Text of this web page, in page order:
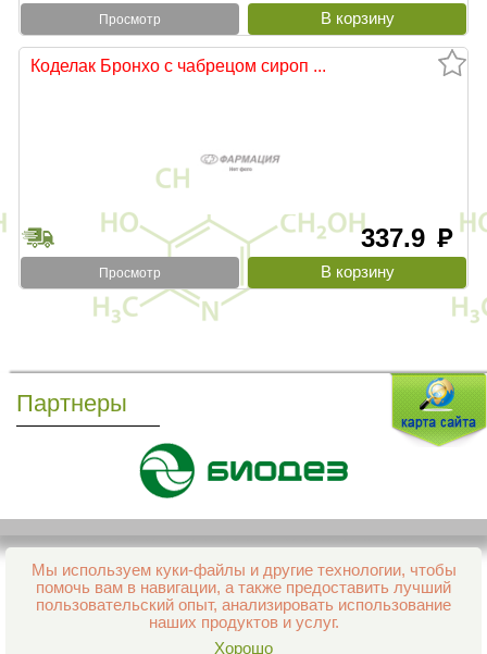
Просмотр
Коделак Бронхо с чабрецом сироп ...
337.9 руб
Просмотр
Партнеры
Мы используем куки-файлы и другие технологии, чтобы
помочь вам в навигации, а также предоставить лучший
пользовательский опыт, анализировать использование
наших продуктов и услуг.
Хорошо
Все права защищены и охраняются законом
© 2013–2026 Интернет-аптека Фармация
support@aptekapenza.ru
Телефон: Служба обработки заказов 99-98-28